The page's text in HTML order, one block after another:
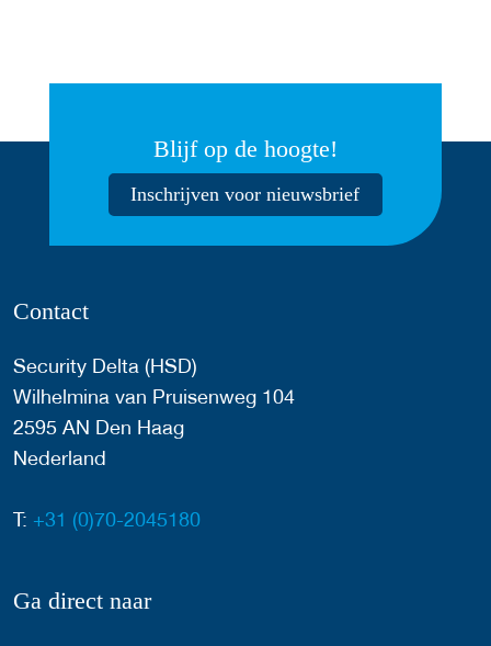
Blijf op de hoogte!
Inschrijven voor nieuwsbrief
Contact
Security Delta (HSD)
Wilhelmina van Pruisenweg 104
2595 AN Den Haag
Nederland
T: +31 (0)70-2045180
Ga direct naar